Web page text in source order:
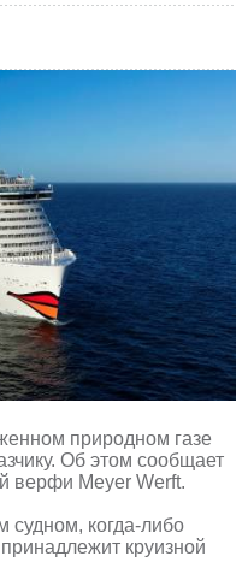
природном газе
Об этом сообщает
верфи Meyer Werft.
судном, когда-либо
круизной